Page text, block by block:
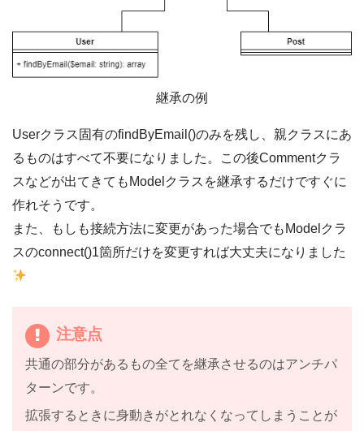
継承の例
Userクラス固有のfindByEmail()のみを残し、親クラスにあ
るものはすべて不要になりました。この後Commentクラ
スなどが出てきてもModelクラスを継承するだけですぐに
作れそうです。
また、もしも接続方法に変更があった場合でもModelクラ
スのconnect()1箇所だけを変更すれば大丈夫になりました
注意点
共通の部分があるもの全てを継承させるのはアンチパ
ターンです。
拡張するときに身動きがとれなくなってしまうことが